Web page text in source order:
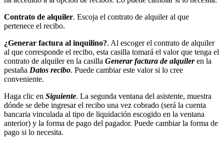
Contrato de alquiler. Escoja el contrato de alquiler al que
pertenece el recibo.
¿Generar factura al inquilino?. Al escoger el contrato de alquiler
al que corresponde el recibo, esta casilla tomará el valor que tenga el
contrato de alquiler en la casilla Generar factura de alquileren la
pestaña Datos recibo. Puede cambiar este valor si lo cree
conveniente.
Haga clic en Siguiente. La segunda ventana del asistente, muestra
dónde se debe ingresar el recibo una vez cobrado (será la cuenta
bancaria vinculada al tipo de liquidación escogido en la ventana
anterior) y la forma de pago del pagador. Puede cambiar la forma de
pago si lo necesita.